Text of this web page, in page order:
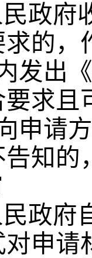
政府
的，
发出
求且
申请
知的
政府
申请